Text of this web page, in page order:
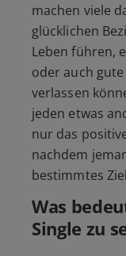
machen viele
glücklichen
Leben führen,
oder auch
verlassen
jeden etwas
nur das
nachdem
bestimmtes
Was
Single zu